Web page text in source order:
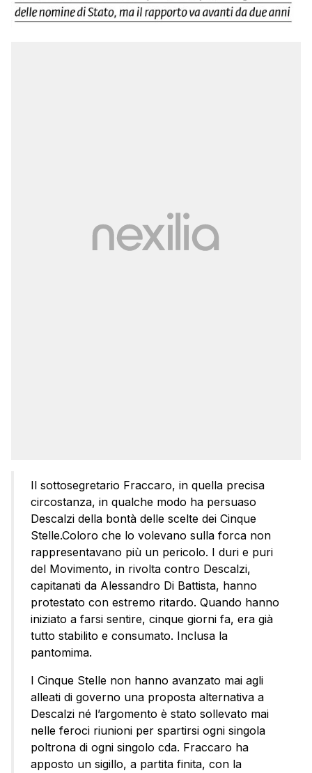
Il sottosegretario Fraccaro, in quella precisa
circostanza, in qualche modo ha persuaso
Descalzi della bontà delle scelte dei Cinque
Stelle.Coloro che lo volevano sulla forca non
rappresentavano più un pericolo. I duri e puri
del Movimento, in rivolta contro Descalzi,
capitanati da Alessandro Di Battista, hanno
protestato con estremo ritardo. Quando hanno
iniziato a farsi sentire, cinque giorni fa, era già
tutto stabilito e consumato. Inclusa la
pantomima.
I Cinque Stelle non hanno avanzato mai agli
alleati di governo una proposta alternativa a
Descalzi né l’argomento è stato sollevato mai
nelle feroci riunioni per spartirsi ogni singola
poltrona di ogni singolo cda. Fraccaro ha
apposto un sigillo, a partita finita, con la